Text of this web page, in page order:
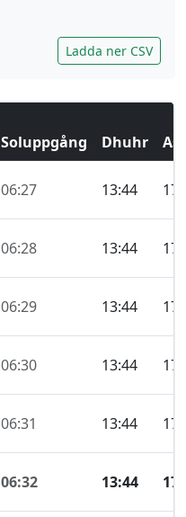
Ladda ner CSV
Soluppgång Dhuhr
Asr
06:27 13:44
06:28 13:44
06:29 13:44
06:30 13:44
06:31 13:44
06:32 13:44